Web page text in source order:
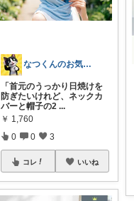
なつくんのお気に♥
「首元のうっかり日焼けを
防ぎたいけれど、ネックカ
バーと帽子の2 ...
￥ 1,760
0 0 3
コレ いいね